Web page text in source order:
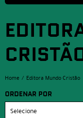
Home Editora Mundo Cristão
ORDENAR POR
Selecione